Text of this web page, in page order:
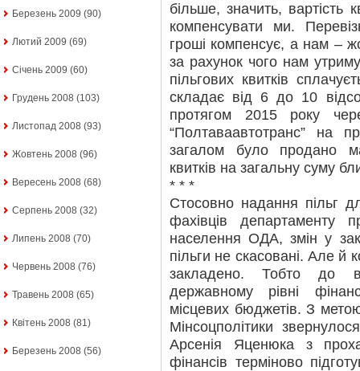
Березень 2009 (90)
Лютий 2009 (69)
Січень 2009 (60)
Грудень 2008 (103)
Листопад 2008 (93)
Жовтень 2008 (96)
Вересень 2008 (68)
Серпень 2008 (32)
Липень 2008 (70)
Червень 2008 (76)
Травень 2008 (65)
Квітень 2008 (81)
Березень 2008 (56)
більше, значить, вартість
компенсувати ми.
гроші компенсує, а нам –
за рахунок чого нам
пільгових квитків
складає від 6 до 10
протягом 2015 року
“Полтаваавтотранс” на
загалом було продано
квитків на загальну суму
* * *
Стосовно надання пільг
фахівців департаменту
населення ОДА, змін у
пільги не скасовані. Але й
закладено. Тобто до
державному рівні
місцевих бюджетів. З
Мінсоцполітики
Арсенія Яценюка з
фінансів терміново